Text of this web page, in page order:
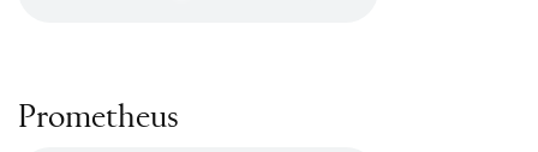
Prometheus